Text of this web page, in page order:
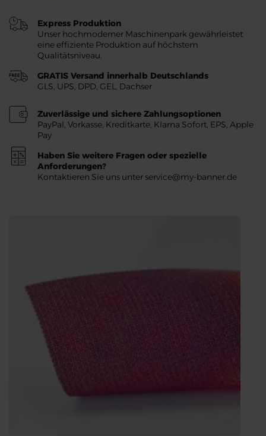
Express Produktion
Unser hochmoderner Maschinenpark gewährleistet
eine effiziente Produktion auf höchstem
Qualitätsniveau.
GRATIS Versand innerhalb Deutschlands
GLS, UPS, DPD, GEL, Dachser
Zuverlässige und sichere Zahlungsoptionen
PayPal, Vorkasse, Kreditkarte, Klarna Sofort, EPS, Apple
Pay
Haben Sie weitere Fragen oder spezielle
Anforderungen?
Kontaktieren Sie uns unter service@my-banner.de